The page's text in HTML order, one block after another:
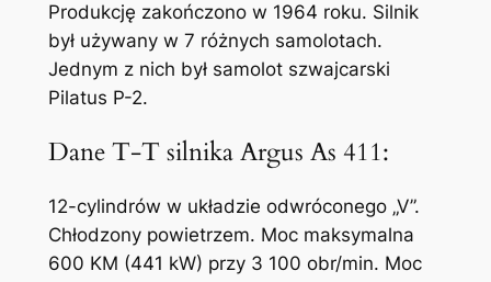
Produkcję zakończono w 1964 roku. Silnik
był używany w 7 różnych samolotach.
Jednym z nich był samolot szwajcarski
Pilatus P-2.
Dane T-T silnika Argus As 411:
12-cylindrów w układzie odwróconego „V”.
Chłodzony powietrzem. Moc maksymalna
600 KM (441 kW) przy 3 100 obr/min. Moc